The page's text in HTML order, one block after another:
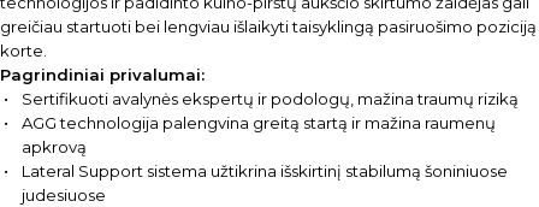
greičiau startuoti bei lengviau išlaikyti taisyklingą pasiruošimo poziciją
korte.
Pagrindiniai privalumai:
Sertifikuoti avalynės ekspertų ir podologų, mažina traumų riziką
AGG technologija palengvina greitą startą ir mažina raumenų
apkrovą
Lateral Support sistema užtikrina išskirtinį stabilumą šoniniuose
judesiuose